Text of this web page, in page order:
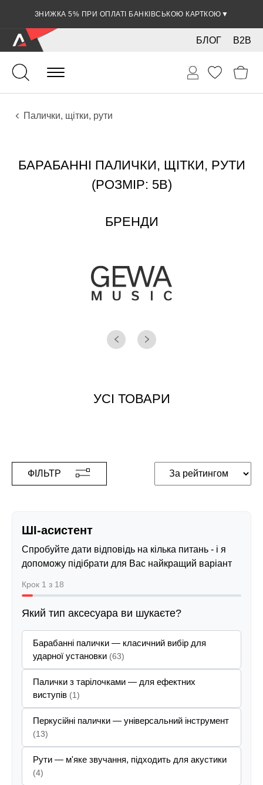
ЗНИЖКА 5% ПРИ ОПЛАТІ БАНКІВСЬКОЮ КАРТКОЮ ▼
B2B
БЛОГ
Ударні
Ударні інструменти
Аксесуари
Палички, щітки, рути
БАРАБАННІ ПАЛИЧКИ, ЩІТКИ, РУТИ
(РОЗМІР: 5B)
БРЕНДИ
УСІ ТОВАРИ
ФІЛЬТР
ШІ-асистент
Спробуйте дати відповідь на кілька питань - і я
допоможу підібрати для Вас найкращий варіант
Крок 1 з 18
Який тип аксесуара ви шукаєте?
Барабанні палички — класичний вибір для
ударної установки (63)
Палички з тарілочками — для ефектних
виступів (1)
Перкусійні палички — універсальний інструмент
(13)
Рути — м'яке звучання, підходить для акустики
(4)